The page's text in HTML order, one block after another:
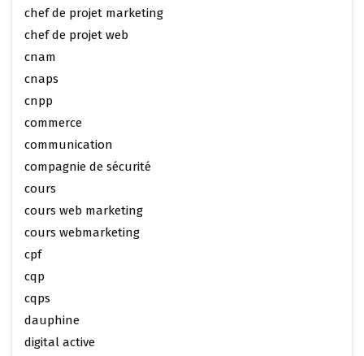
chef de projet marketing
chef de projet web
cnam
cnaps
cnpp
commerce
communication
compagnie de sécurité
cours
cours web marketing
cours webmarketing
cpf
cqp
cqps
dauphine
digital active